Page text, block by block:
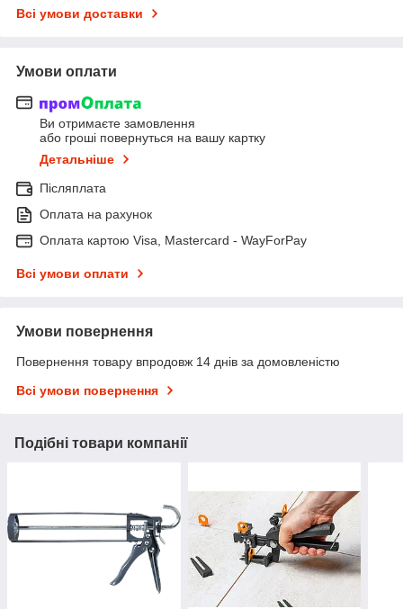
Всі умови доставки
Умови оплати
Ви отримаєте замовлення
або гроші повернуться на вашу картку
Детальніше
Післяплата
Оплата на рахунок
Оплата картою Visa, Mastercard - WayForPay
Всі умови оплати
Умови повернення
Повернення товару впродовж 14 днів за домовленістю
Всі умови повернення
Подібні товари компанії